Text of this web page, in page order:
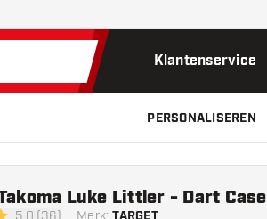
Klantenservice
PERSONALISEREN
5.0 (36) Merk:
Luke Littler - Dart Case